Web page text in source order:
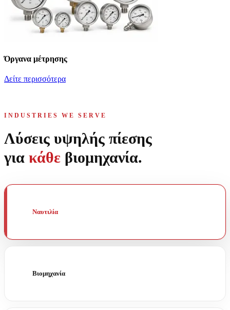
Όργανα μέτρησης
Δείτε περισσότερα
INDUSTRIES WE SERVE
Λύσεις υψηλής πίεσης
για κάθε βιομηχανία.
Ναυτιλία
Βιομηχανία